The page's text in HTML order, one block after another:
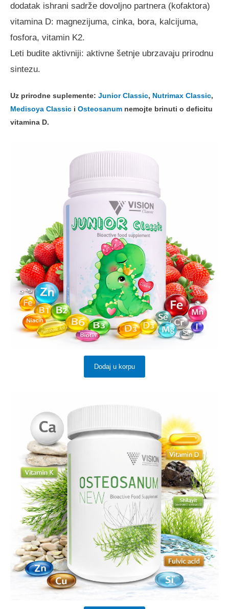
dodatak ishrani sadrže dovoljno partnera (kofaktora)
vitamina D: magnezijuma, cinka, bora, kalcijuma,
fosfora, vitamin K2.
Leti budite aktivniji: aktivne šetnje ubrzavaju prirodnu
sintezu.
Uz prirodne suplemente: Junior Classic, Nutrimax Classic,
Medisoya Classic i Osteosanum nemojte brinuti o deficitu
vitamina D.
Dodaj u korpu